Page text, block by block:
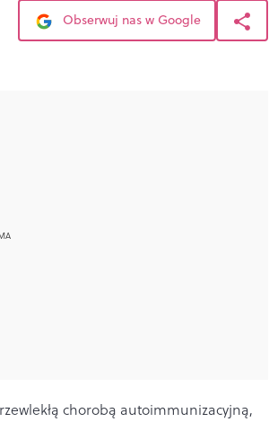
Obserwuj nas w Google
chorobą autoimmunizacyjną,